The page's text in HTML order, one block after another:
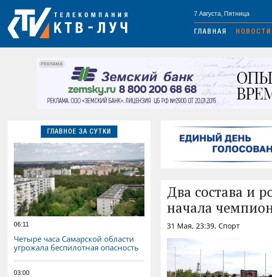
7 Августа, Пятница
ГЛАВНАЯ НОВОСТИ
РЕКЛАМА
ГЛАВНОЕ ЗА СУТКИ
06:11
Четыре часа Самарской области
угрожала беспилотная опасность
03:00
Два состава и
начала
31 Мая, 23:39, Спорт